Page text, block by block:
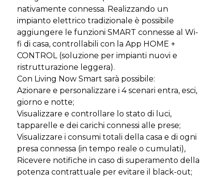
nativamente connessa. Realizzando un
impianto elettrico tradizionale è possibile
aggiungere le funzioni SMART connesse al Wi-
fi di casa, controllabili con la App HOME +
CONTROL (soluzione per impianti nuovi e
ristrutturazione leggera).
Con Living Now Smart sarà possibile:
Azionare e personalizzare i 4 scenari entra, esci,
giorno e notte;
Visualizzare e controllare lo stato di luci,
tapparelle e dei carichi connessi alle prese;
Visualizzare i consumi totali della casa e di ogni
presa connessa (in tempo reale o cumulati),
Ricevere notifiche in caso di superamento della
potenza contrattuale per evitare il black-out;